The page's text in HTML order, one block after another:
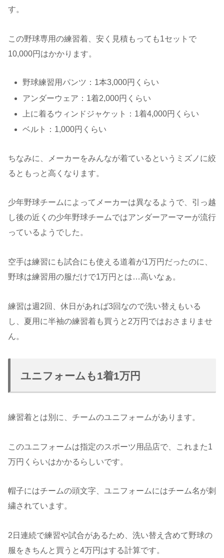
す。
この野球専用の練習着、安く見積もっても1セットで
10,000円はかかります。
野球練習用パンツ：1本3,000円くらい
アンダーウェア：1着2,000円くらい
上に着るウィンドジャケット：1着4,000円くらい
ベルト：1,000円くらい
ちなみに、メーカーをみんなが着ているというミズノに絞
るともっと高くなります。
少年野球チームによってメーカーは異なるようで、引っ越
し後の近くの少年野球チームではアンダーアーマーが流行
っているようでした。
空手は練習にも試合にも使える道着が1万円だったのに、
野球は練習用の服だけで1万円とは…高いなぁ。
練習は週2回、休日があれば3回なので洗い替えもいる
し、夏用に半袖の練習着も買うと2万円ではおさまりませ
ん。
ユニフォームも1着1万円
練習着とは別に、チームのユニフォームがあります。
このユニフォームは指定のスポーツ用品店で、これまた1
万円くらいはかかるらしいです。
帽子にはチームの頭文字、ユニフォームにはチーム名が刺
繍されています。
2日連続で練習や試合があるため、洗い替え含めて野球の
服をきちんと買うと4万円はする計算です。